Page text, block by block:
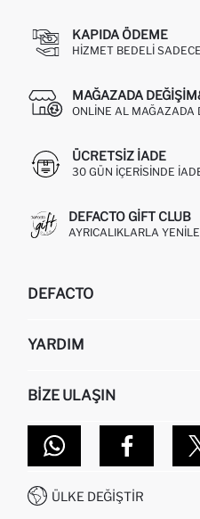
KAPIDA ÖDEME
HIZMET BEDELI
MAĞAZADA
ONLINE AL MAĞAZADA
ÜCRETSIZ IADE
30 GÜN IÇERISINDE
DEFACTO GIFT CLUB
AYRICALIKLARLA
DEFACTO
HAKKIMIZDA
KURUMSAL SATIŞ
DEFACTO TEKNOLOJI
SITEMAP
YARDIM
SIPARIŞIMI NASIL TAKIP
NASIL İADE EDERIM?
GIFT CLUB SIKÇA SORULAN
İŞLEM REHBERI
KAMPANYALAR
BIZE ULAŞIN
MAĞAZALARIMIZ
İLETIŞIM FORMU
0850 333 22 86
ÜLKE DEĞIŞTIR